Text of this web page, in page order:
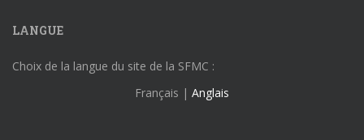
LANGUE
Choix de la langue du site de la SFMC :
Français | Anglais